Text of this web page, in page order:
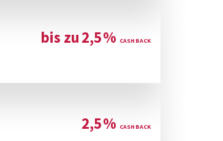
bis zu2,5%
2,5%